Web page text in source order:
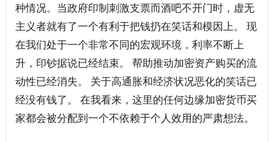
种情况。当政府印制刺激支票而酒吧不开门时，虚无
主义者就有了一个有利于把钱扔在笑话和模因上。 现
在我们处于一个非常不同的宏观环境，利率不断上
升，印钞据说已经结束。 帮助推动加密资产购买的流
动性已经消失。 关于高通胀和经济状况恶化的笑话已
经没有钱了。 在我看来，这里的任何边缘加密货币买
家都会被分配到一个不依赖于个人效用的严肃想法。